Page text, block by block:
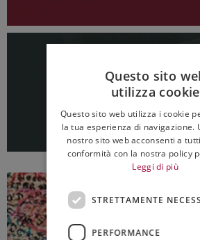
Questo sito
utilizza cookie
Questo sito web utilizza i cookie
la tua esperienza di navigazione.
nostro sito web acconsenti a
conformità con la nostra policy
Leggi di più
STRETTAMENTE
PERFORMANCE